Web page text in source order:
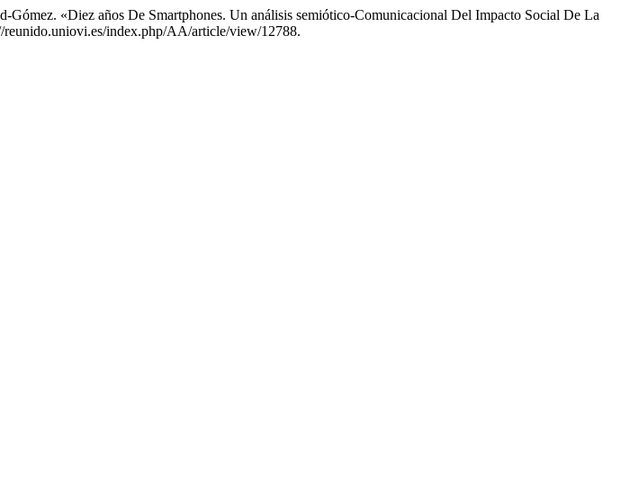
«Diez años De Smartphones. Un análisis semiótico-Comunicacional Del Impacto Social De La
index.php/AA/article/view/12788.